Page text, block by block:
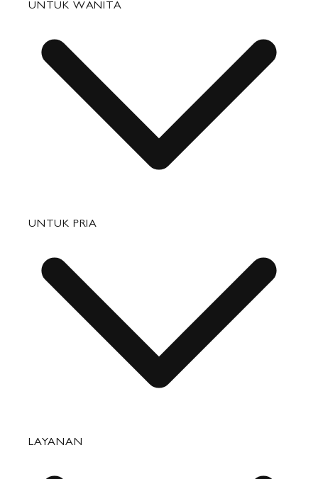
Pengiriman
Pengembalian & Penukaran
UNTUK WANITA
Perjalanan
Aksesori
UNTUK PRIA
LAYANAN